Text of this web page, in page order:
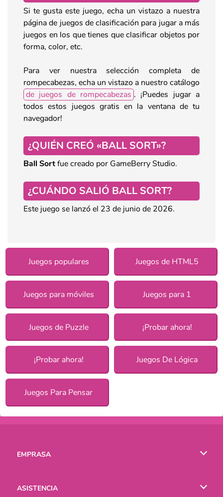
Si te gusta este juego, echa un vistazo a nuestra
página de juegos de clasificación para jugar a más
juegos en los que tienes que clasificar objetos por
forma, color, etc.
Para ver nuestra selección completa de
rompecabezas, echa un vistazo a nuestro catálogo
de juegos de rompecabezas . ¡Puedes jugar a
todos estos juegos gratis en la ventana de tu
navegador!
¿QUIÉN CREÓ «BALL SORT»?
Ball Sortfue creado por GameBerry Studio.
¿CUÁNDO SALIÓ BALL SORT?
Este juego se lanzó el 23 de junio de 2026.
Juegos populares Juegos de HTML5
Juegos para móviles Juegos para 1
Juegos de Puzzle ¡Probar ahora!
¡Probar ahora! Juegos De Lógica
Juegos Para Pensar
EMPRASA
ASISTENCIA